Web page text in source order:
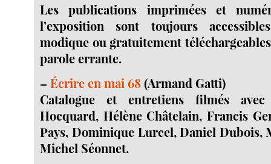
Les publications imprimées et
l’exposition sont toujours
modique ou gratuitement
parole errante.
– Écrire en mai 68(Armand Gatti)
Catalogue et entretiens filmés
Hocquard, Hélène Châtelain, Francis
Pays, Dominique Lurcel, Daniel Dubois,
Michel Séonnet.